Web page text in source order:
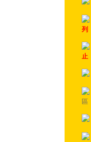
列
止
區